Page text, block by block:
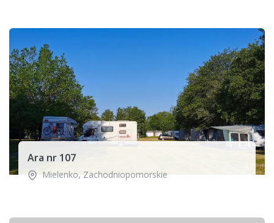
Ara nr 107
Mielenko,Zachodniopomorskie